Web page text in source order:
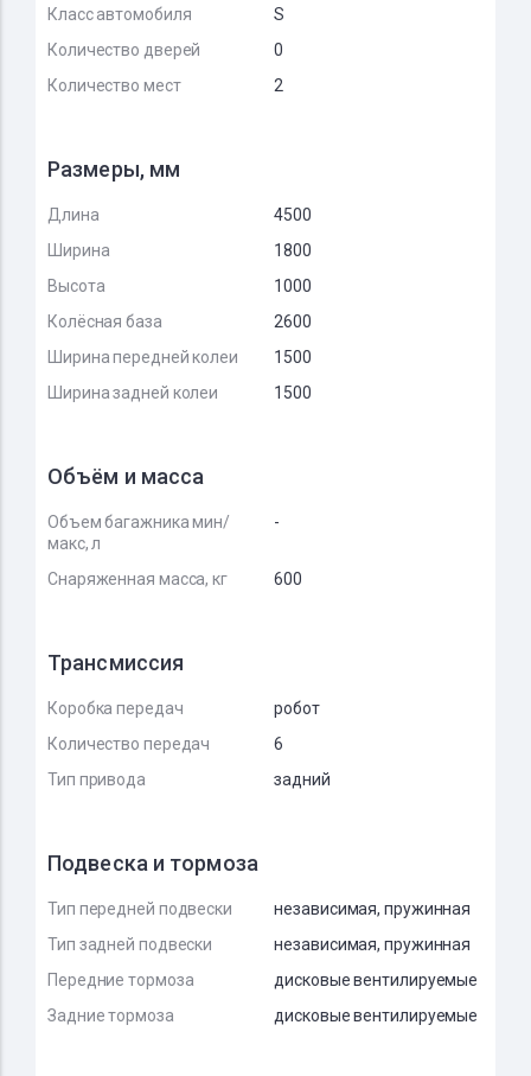
Класс автомобиля
S
Количество дверей
0
Количество мест
2
Размеры, мм
Длина
4500
Ширина
1800
Высота
1000
Колёсная база
2600
Ширина передней колеи
1500
Ширина задней колеи
1500
Объём и масса
Объем багажника мин/
макс, л
-
Снаряженная масса, кг 600
Трансмиссия
Коробка передач
робот
Количество передач
6
Тип привода
задний
Подвеска и тормоза
Тип передней подвески
независимая, пружинная
Тип задней подвески
независимая, пружинная
Передние тормоза
дисковые вентилируемые
Задние тормоза
дисковые вентилируемые